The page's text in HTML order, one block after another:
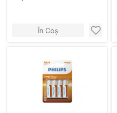
În Coș